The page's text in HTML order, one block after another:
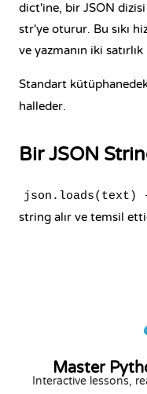
dict'ine, bir JSON
str'ye oturur. Bu sıkı
ve yazmanın iki
Standart
halleder.
Bir JSON
json.loads(text)
string alır ve temsil
Master
Interactive lessons,